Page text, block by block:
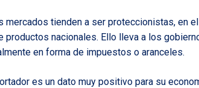
mercados tienden a ser proteccionistas, en
productos nacionales. Ello lleva a los
en forma de impuestos o aranceles.
es un dato muy positivo para su